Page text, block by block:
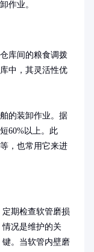
作业。
库间的粮食调拨
中，其灵活性优
的装卸作业。据
60%以上。此
，也常用它来进
定期检查软管磨损
情况是维护的关
键。当软管内壁磨